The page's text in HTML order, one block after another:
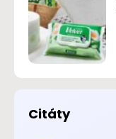
Citáty